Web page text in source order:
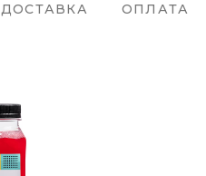
ДОСТАВКА ОПЛАТА